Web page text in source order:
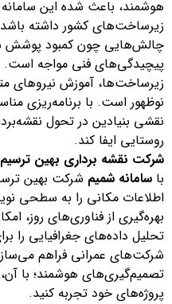
هوشمند، باعث شده این سامانه
زیرساخت‌های کشور داشته
چالش‌هایی چون کمبود پوشش
پیچیدگی‌های فنی مواجه است.
زیرساخت‌ها، آموزش
نوظهور است. با برنامه‌ریزی
نقشی بنیادین در تحول
روستایی ایفا کند.
شرکت نقشه برداری بهین ترسیم
با سامانه شمیم شرکت بهین
اطلاعات مکانی را به سطحی
بهره‌گیری از فناوری‌های روز،
تحلیل داده‌های جغرافیایی را
شرکت‌های عمرانی فراهم
تصمیم‌گیری‌های هوشمند؛ با
پروژه‌های خود تجربه کنید.